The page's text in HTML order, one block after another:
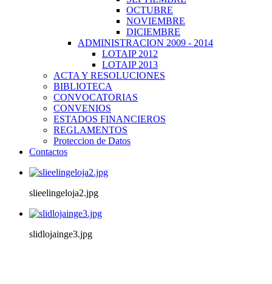
OCTUBRE
NOVIEMBRE
DICIEMBRE
ADMINISTRACION 2009 - 2014
LOTAIP 2012
LOTAIP 2013
ACTA Y RESOLUCIONES
BIBLIOTECA
CONVOCATORIAS
CONVENIOS
ESTADOS FINANCIEROS
REGLAMENTOS
Proteccion de Datos
Contactos
slieelingeloja2.jpg
slidlojainge3.jpg